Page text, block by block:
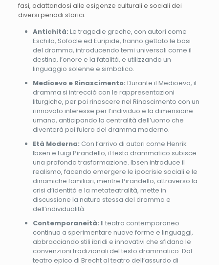
fasi, adattandosi alle esigenze culturali e sociali dei
diversi periodi storici:
Antichità: Le tragedie greche, con autori come
Eschilo, Sofocle ed Euripide, hanno gettato le basi
del dramma, introducendo temi universali come il
destino, l’onore e la fatalità, e utilizzando un
linguaggio solenne e simbolico.
Medioevo e Rinascimento: Durante il Medioevo, il
dramma si intrecciò con le rappresentazioni
liturgiche, per poi rinascere nel Rinascimento con un
rinnovato interesse per l’individuo e la dimensione
umana, anticipando la centralità dell’uomo che
diventerà poi fulcro del dramma moderno.
Età Moderna: Con l’arrivo di autori come Henrik
Ibsen e Luigi Pirandello, il testo drammatico subisce
una profonda trasformazione. Ibsen introduce il
realismo, facendo emergere le ipocrisie sociali e le
dinamiche familiari, mentre Pirandello, attraverso la
crisi d’identità e la metateatralità, mette in
discussione la natura stessa del dramma e
dell’individualità.
Contemporaneità: Il teatro contemporaneo
continua a sperimentare nuove forme e linguaggi,
abbracciando stili ibridi e innovativi che sfidano le
convenzioni tradizionali del testo drammatico. Dal
teatro epico di Brecht al teatro dell’assurdo di